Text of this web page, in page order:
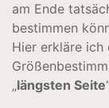
am Ende
bestimmen
Hier erkläre
„längsten Seite